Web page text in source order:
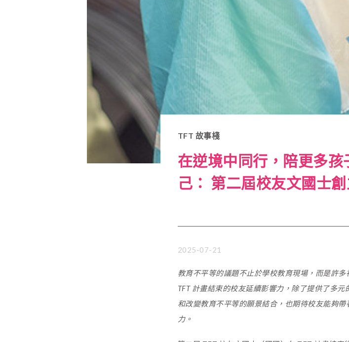
TFT 故事棧
在逆境中同行，陪更多孩
己： 第二屆校友文國士創
2025-07-21
教育不平等的議題不止於學校教育現場，而是許
TFT 計畫結束的校友延續影響力，除了提供了多
和改變教育不平等的願景結合，也期待校友能夠
力。